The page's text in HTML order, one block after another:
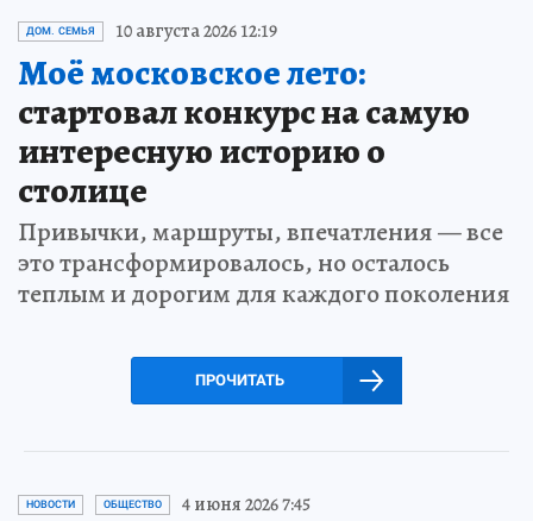
ДОМ. СЕМЬЯ 10 августа 2026 12:19
Моё московское лето:
стартовал конкурс на самую
интересную историю о
столице
Привычки, маршруты, впечатления — все
это трансформировалось, но осталось
теплым и дорогим для каждого поколения
ПРОЧИТАТЬ
НОВОСТИ ОБЩЕСТВО 4 июня 2026 7:45